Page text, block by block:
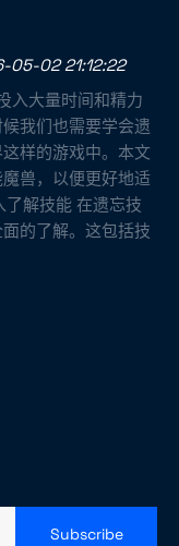
05-02 21:12:22
入大量时间和精力
我们也需要学会遗
样的游戏中。本文
兽，以便更好地适
了解技能 在遗忘技
的了解。这包括技
Subscribe